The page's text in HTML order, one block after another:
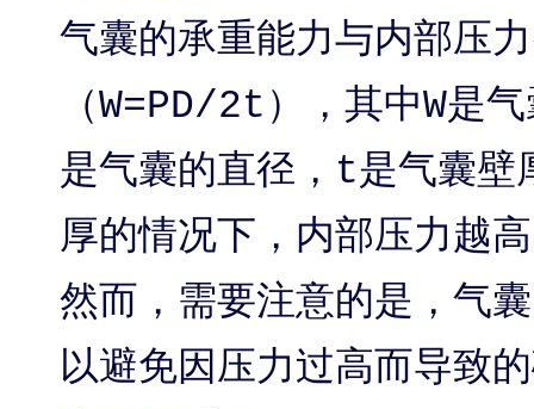
气囊的承重能力与内部压
（W=PD/2t），其中W是
是气囊的直径，t是气囊壁
厚的情况下，内部压力越
然而，需要注意的是，气
以避免因压力过高而导致